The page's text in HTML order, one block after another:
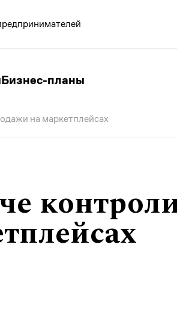
Бизнес-планы
на маркетплейсах